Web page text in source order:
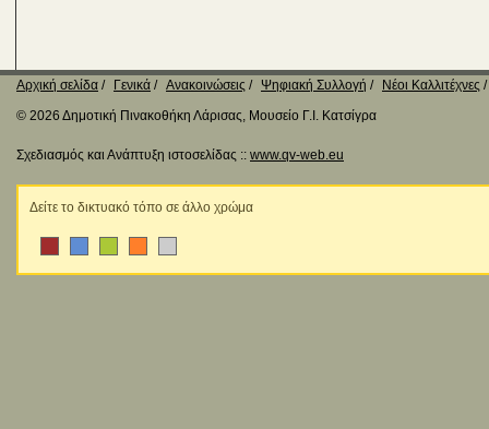
Αρχική σελίδα Γενικά Ανακοινώσεις Ψηφιακή Συλλογή
Νέοι Καλλιτέχνες
© 2026 Δημοτική Πινακοθήκη Λάρισας, Μουσείο Γ.Ι. Κατσίγρα
Σχεδιασμός και Ανάπτυξη ιστοσελίδας :: www.qv-web.eu
Δείτε το δικτυακό τόπο σε άλλο χρώμα